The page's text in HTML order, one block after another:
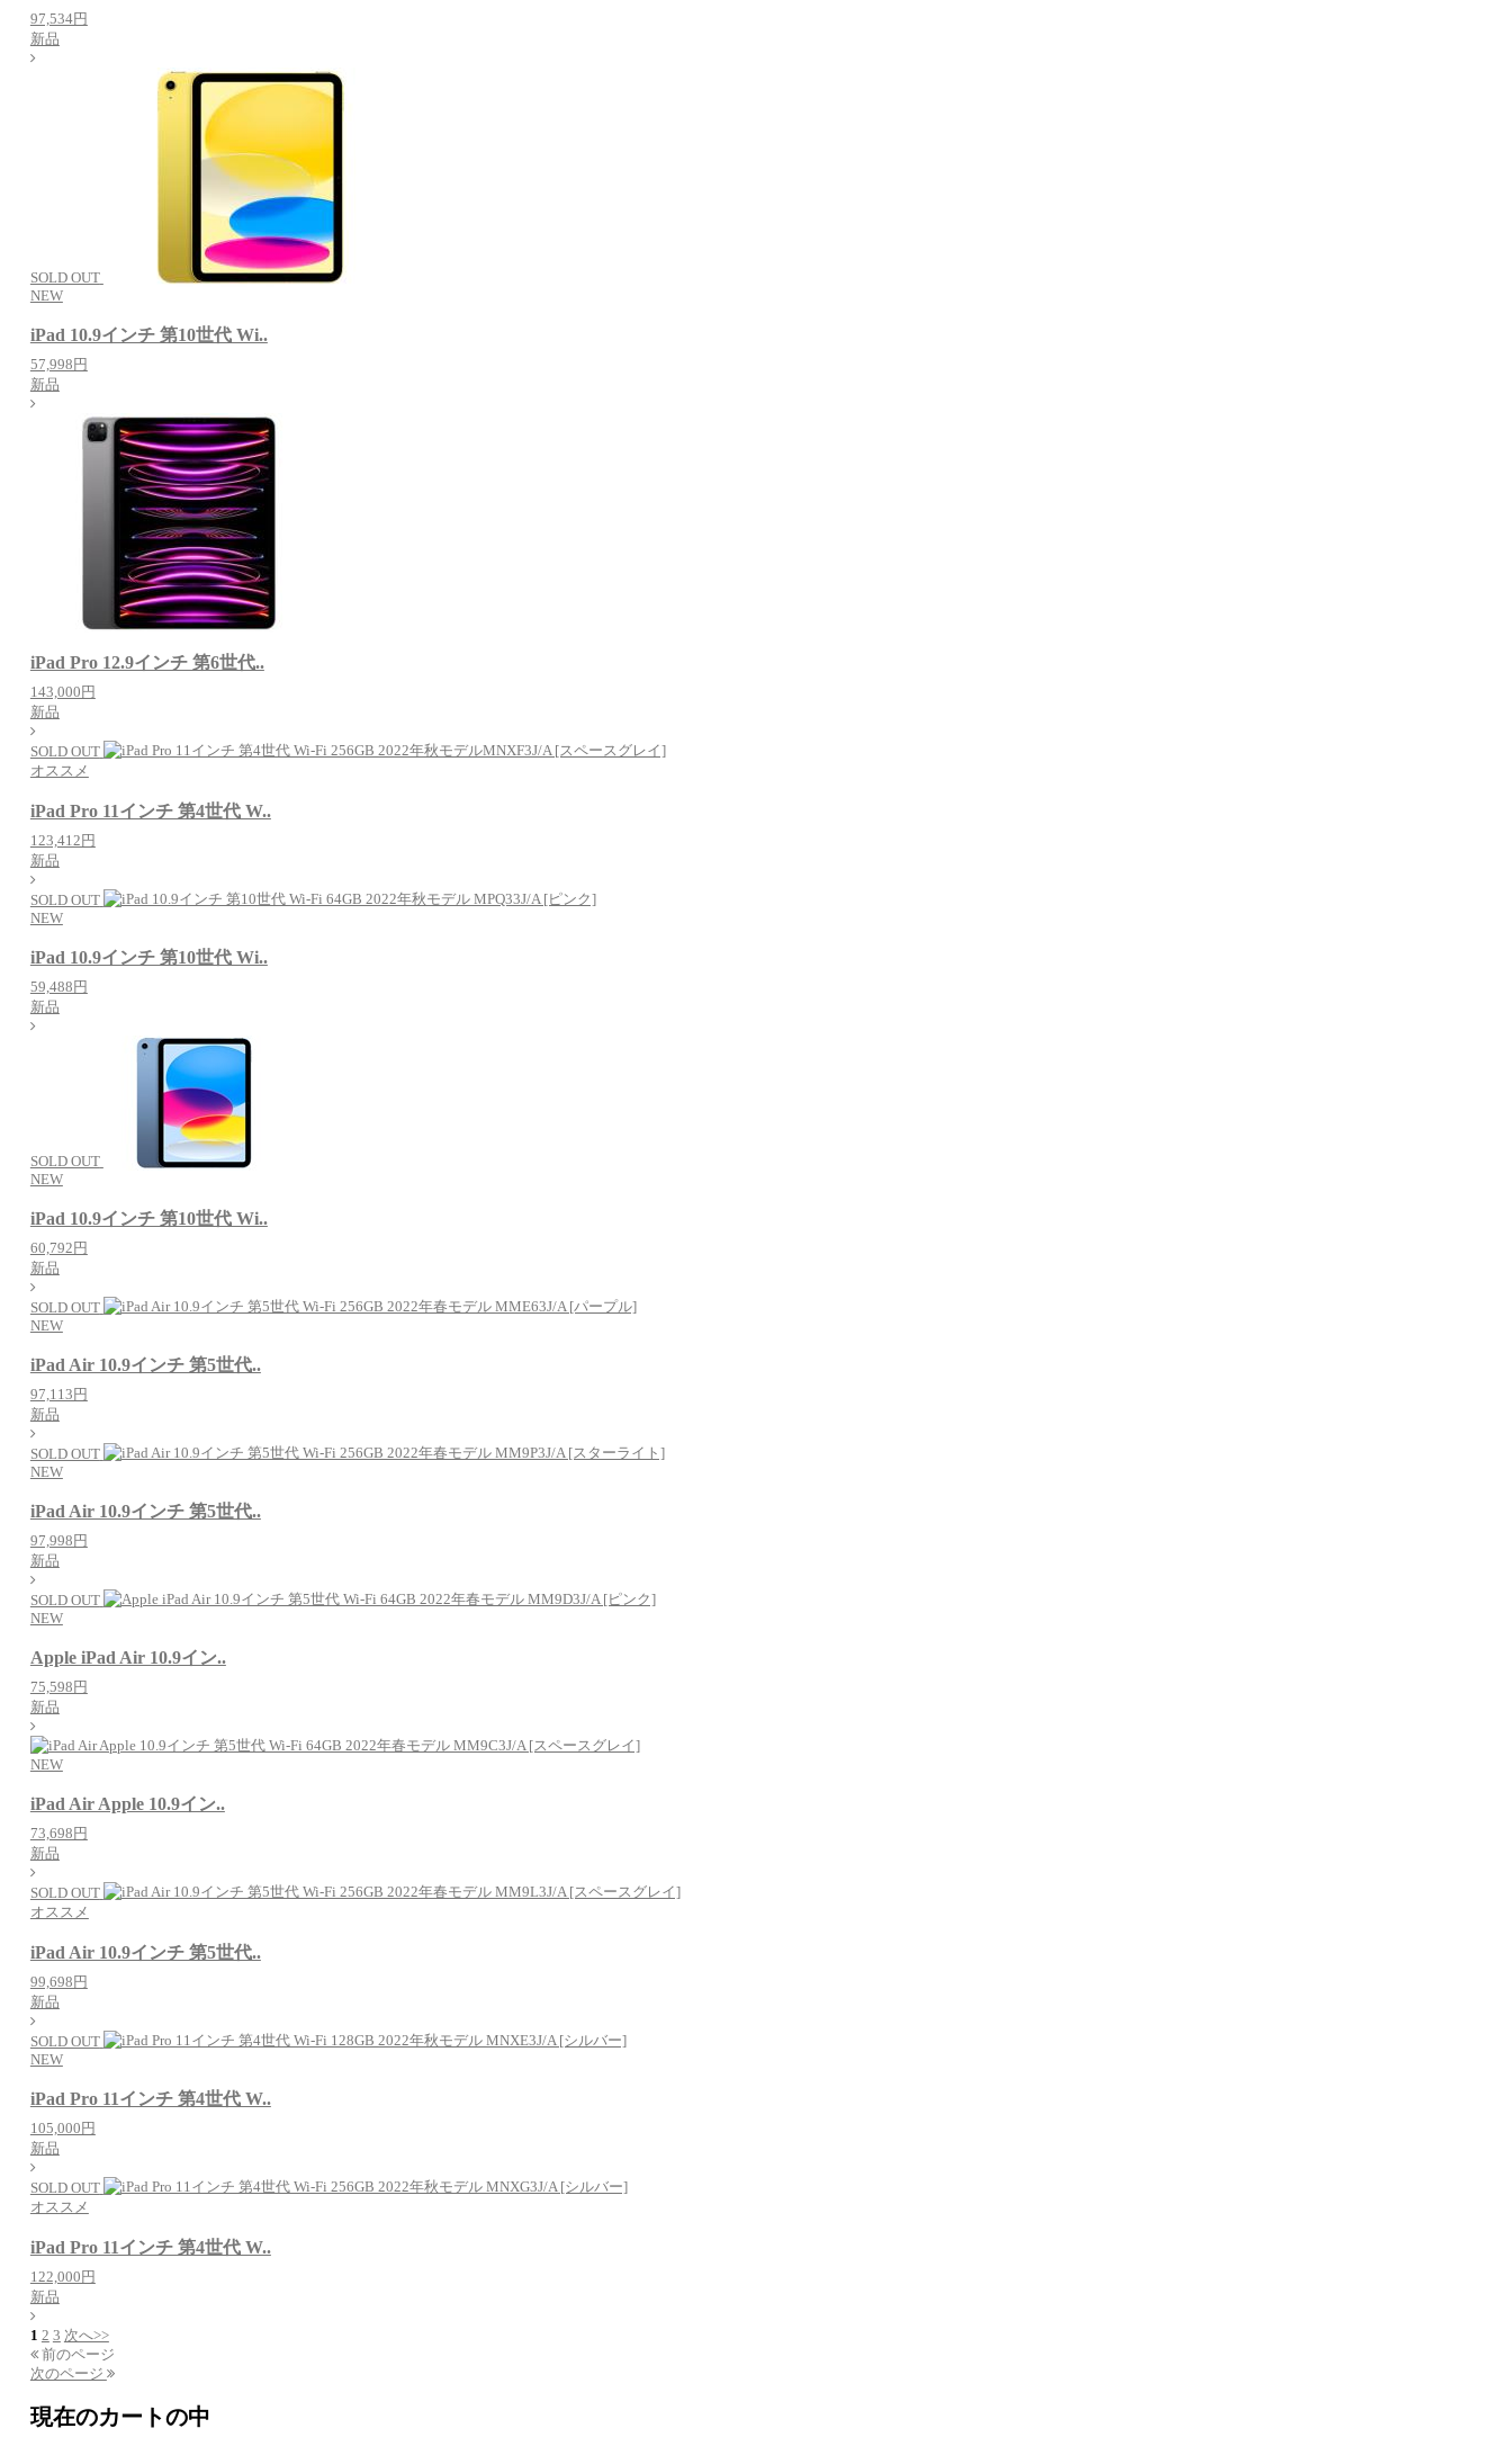
97,534円
新品
SOLD OUT
NEW
iPad 10.9インチ 第10世代 Wi..
57,998円
新品
iPad Pro 12.9インチ 第6世代..
143,000円
新品
SOLD OUT
オススメ
iPad Pro 11インチ 第4世代 W..
123,412円
新品
SOLD OUT
NEW
iPad 10.9インチ 第10世代 Wi..
59,488円
新品
SOLD OUT
NEW
iPad 10.9インチ 第10世代 Wi..
60,792円
新品
SOLD OUT
NEW
iPad Air 10.9インチ 第5世代..
97,113円
新品
SOLD OUT
NEW
iPad Air 10.9インチ 第5世代..
97,998円
新品
SOLD OUT
NEW
Apple iPad Air 10.9イン..
75,598円
新品
NEW
iPad Air Apple 10.9イン..
73,698円
新品
SOLD OUT
オススメ
iPad Air 10.9インチ 第5世代..
99,698円
新品
SOLD OUT
NEW
iPad Pro 11インチ 第4世代 W..
105,000円
新品
SOLD OUT
オススメ
iPad Pro 11インチ 第4世代 W..
122,000円
新品
1 2 3 次へ>>
前のページ
次のページ
現在のカートの中